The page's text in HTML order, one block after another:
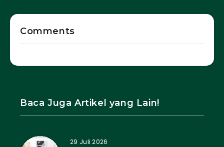
Comments
Baca Juga Artikel yang Lain!
29 Juli 2026